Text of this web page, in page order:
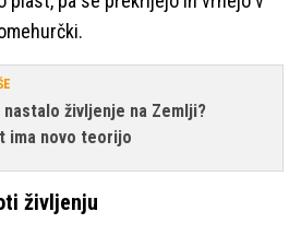
nastalo življenje na Zemlji?
ima novo teorijo
življenju